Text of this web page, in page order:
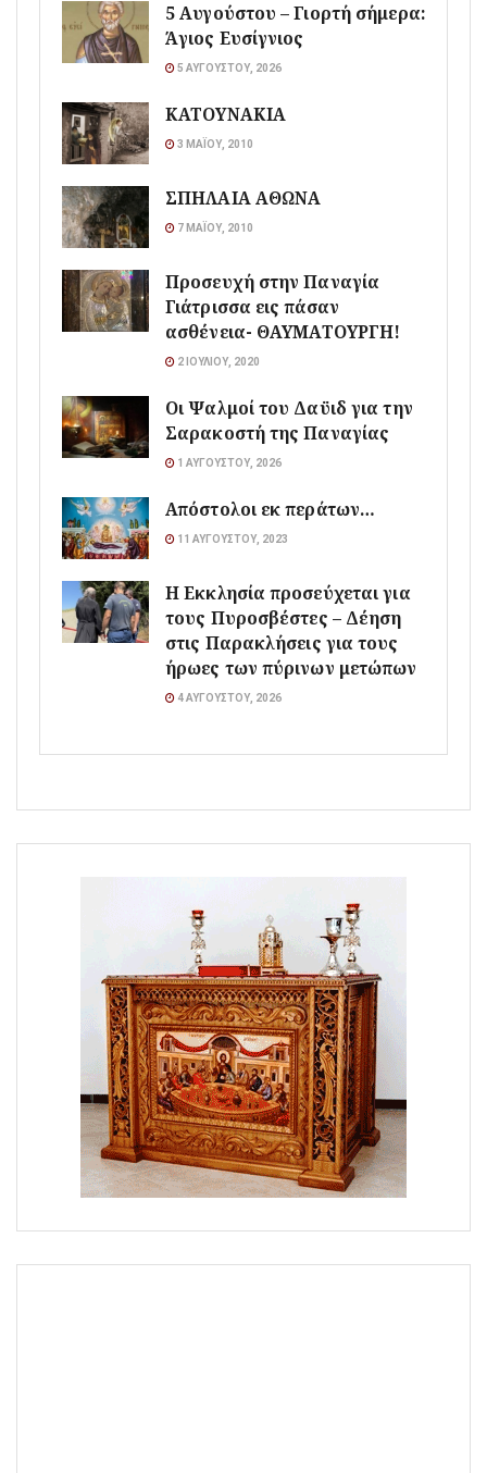
5 Αυγούστου – Γιορτή σήμερα:
Άγιος Ευσίγνιος
5 ΑΥΓΟΎΣΤΟΥ, 2026
ΚΑΤΟΥΝΑΚΙΑ
3 ΜΑΪ́ΟΥ, 2010
ΣΠΗΛΑΙΑ ΑΘΩΝΑ
7 ΜΑΪ́ΟΥ, 2010
Προσευχή στην Παναγία
Γιάτρισσα εις πάσαν
ασθένεια- ΘΑΥΜΑΤΟΥΡΓΗ!
2 ΙΟΥΛΊΟΥ, 2020
Οι Ψαλμοί του Δαϋιδ για την
Σαρακοστή της Παναγίας
1 ΑΥΓΟΎΣΤΟΥ, 2026
Απόστολοι εκ περάτων…
11 ΑΥΓΟΎΣΤΟΥ, 2023
Η Εκκλησία προσεύχεται για
τους Πυροσβέστες – Δέηση
στις Παρακλήσεις για τους
ήρωες των πύρινων μετώπων
4 ΑΥΓΟΎΣΤΟΥ, 2026